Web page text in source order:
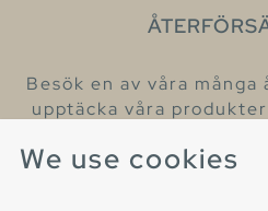
We use cookies
Besök en av våra
upptäcka våra